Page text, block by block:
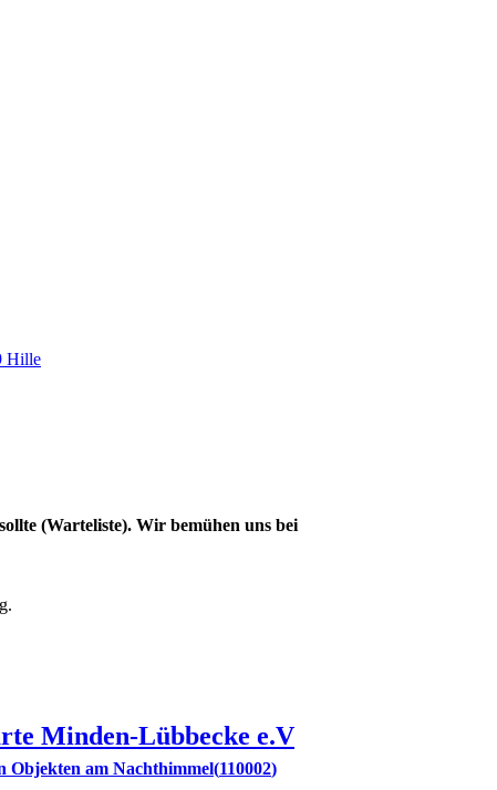
Hille
(Warteliste). Wir bemühen uns bei
Minden-Lübbecke e.V
Objekten am Nachthimmel 110002